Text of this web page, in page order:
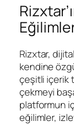
Rizxtar,
kendine
çeşitli içerik
çekmeyi
platformun
eğilimler,